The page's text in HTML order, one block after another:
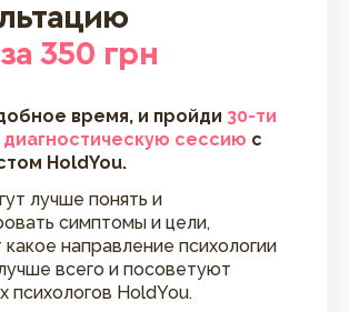
за 350 грн
время, и пройди 30-ти
сессию с
HoldYou.
лучше понять и
симптомы и цели,
направление психологии
всего и посоветуют
психологов HoldYou.